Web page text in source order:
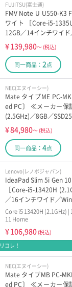
FUJITSU(富士通)
FMV Note U U550-K3
ワイト ［Core-i5-
12GB／14インチワイ
¥139,980～ (税込)
同一商品： 2点
NEC(エヌイーシー)
Mate タイプME PC-
ed PC〕 ≪メーカー保
(2.5GHz)／8GB／
¥84,980～ (税込)
同一商品： 4点
Lenovo(レノボジャパン)
IdeaPad Slim 5i Gen
［Core-i5-13420H
／16インチワイド／
Core i5 13420H (2.1GHz)
11 Home
¥106,980 (税込)
リコレ！
NEC(エヌイーシー)
Mate タイプMB PC-
ed PC〕 ≪メーカー保